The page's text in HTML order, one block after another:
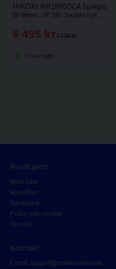
HiKOKI NR1890DCA
50-90mm. 34º. 18V. Senaste nytt inom spikning från HiKOKI. Spikpistol för professionell användning, utan behov av kompressor, slang eller gas. Levereras utan batteri & laddare.
7 120 kr
6 495 kr
Finns i lager
Kundtjänst
Mina sidor
Köpvillkor
Kundtjänst
Policy och cookies
Om oss
Kontakt
E-post: support@maskinonline.se